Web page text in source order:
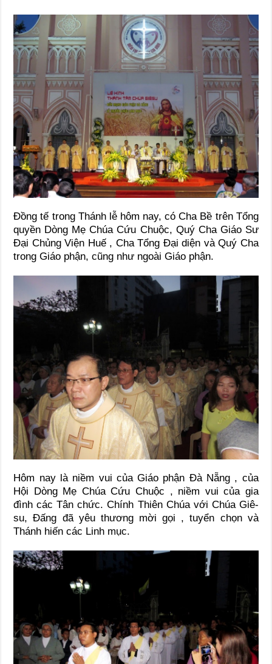
Đồng tế trong Thánh lễ hôm nay, có Cha Bề trên Tổng
quyền Dòng Mẹ Chúa Cứu Chuộc, Quý Cha Giáo Sư
Đại Chủng Viện Huế , Cha Tổng Đại diện và Quý Cha
trong Giáo phận, cũng như ngoài Giáo phận.
Hôm nay là niềm vui của Giáo phận Đà Nẵng , của
Hội Dòng Mẹ Chúa Cứu Chuộc , niềm vui của gia
đình các Tân chức. Chính Thiên Chúa với Chúa Giê-
su, Đấng đã yêu thương mời gọi , tuyển chọn và
Thánh hiến các Linh mục.